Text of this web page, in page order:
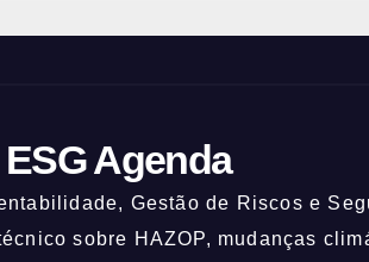
Agenda
Gestão de Riscos e
sobre HAZOP, mudanças